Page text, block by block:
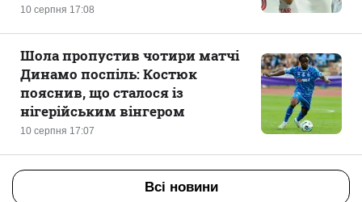
10 серпня 17:08
10 серпня 17:07
Шола пропустив чотири матчі
Динамо поспіль: Костюк
пояснив, що сталося із
нігерійським вінгером
Всі новини